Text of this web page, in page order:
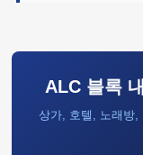
ALC 블록
상가, 호텔, 노래방,